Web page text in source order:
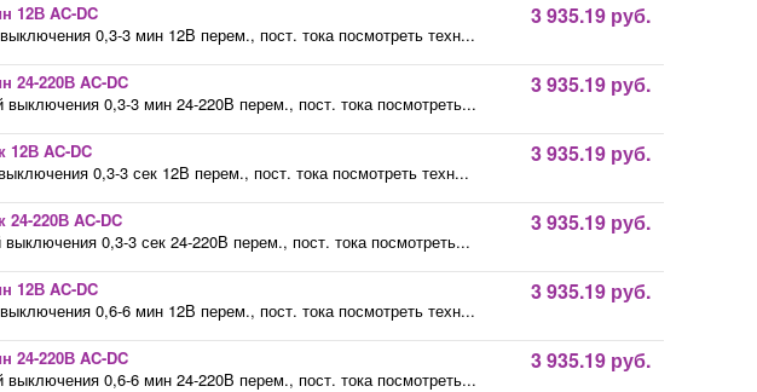
12В AC-DC
0,3-3 мин 12В перем., пост. тока посмотреть техн...
3 935.19 руб.
24-220В AC-DC
0,3-3 мин 24-220В перем., пост. тока посмотреть...
3 935.19 руб.
12В AC-DC
0,3-3 сек 12В перем., пост. тока посмотреть техн...
3 935.19 руб.
220В AC-DC
0,3-3 сек 24-220В перем., пост. тока посмотреть...
3 935.19 руб.
12В AC-DC
0,6-6 мин 12В перем., пост. тока посмотреть техн...
3 935.19 руб.
24-220В AC-DC
0,6-6 мин 24-220В перем., пост. тока посмотреть...
3 935.19 руб.